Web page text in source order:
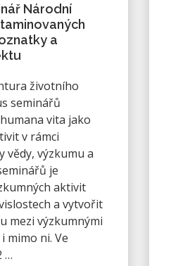
Národní
a
životního
seminářů
vita jako
v rámci
výzkumu a
je
aktivit
a vytvořit
mezi výzkumnými
mimo ni. Ve
…